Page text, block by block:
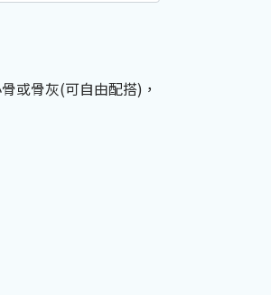
或骨灰(可自由配搭)，